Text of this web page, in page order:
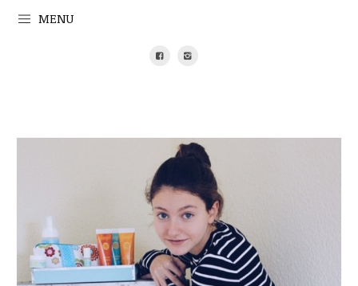
MENU